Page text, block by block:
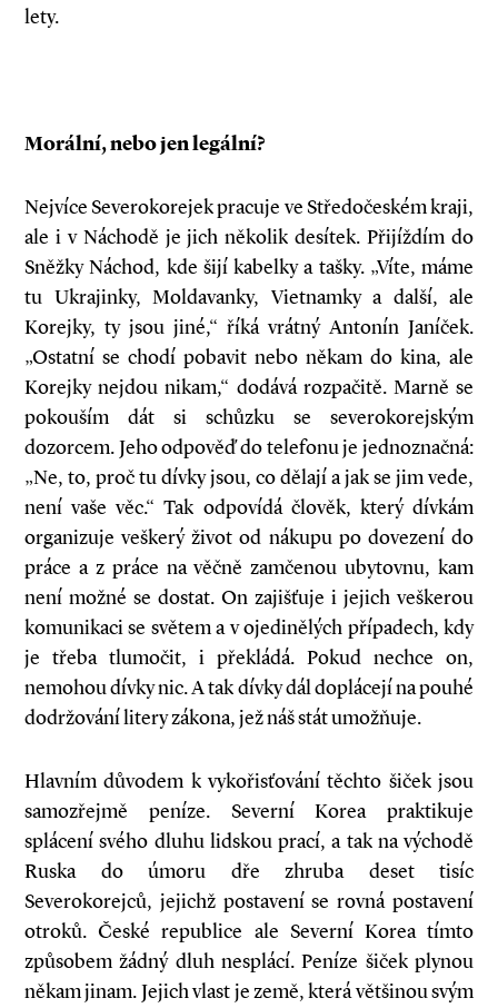
lety.
Morální, nebo jen legální?
Nejvíce Severokorejek pracuje ve Středočeském kraji,
ale i v Náchodě je jich několik desítek. Přijíždím do
Sněžky Náchod, kde šijí kabelky a tašky. „Víte, máme
tu Ukrajinky, Moldavanky, Vietnamky a další, ale
Korejky, ty jsou jiné,“ říká vrátný Antonín Janíček.
„Ostatní se chodí pobavit nebo někam do kina, ale
Korejky nejdou nikam,“ dodává rozpačitě. Marně se
pokouším dát si schůzku se severokorejským
dozorcem. Jeho odpověď do telefonu je jednoznačná:
„Ne, to, proč tu dívky jsou, co dělají a jak se jim vede,
není vaše věc.“ Tak odpovídá člověk, který dívkám
organizuje veškerý život od nákupu po dovezení do
práce a z práce na věčně zamčenou ubytovnu, kam
není možné se dostat. On zajišťuje i jejich veškerou
komunikaci se světem a v ojedinělých případech, kdy
je třeba tlumočit, i překládá. Pokud nechce on,
nemohou dívky nic. A tak dívky dál doplácejí na pouhé
dodržování litery zákona, jež náš stát umožňuje.
Hlavním důvodem k vykořisťování těchto šiček jsou
samozřejmě peníze. Severní Korea praktikuje
splácení svého dluhu lidskou prací, a tak na východě
Ruska do úmoru dře zhruba deset tisíc
Severokorejců, jejichž postavení se rovná postavení
otroků. České republice ale Severní Korea tímto
způsobem žádný dluh nesplácí. Peníze šiček plynou
někam jinam. Jejich vlast je země, která většinou svým